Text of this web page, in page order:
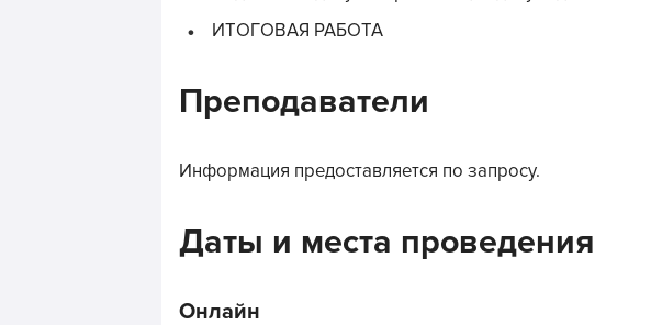
ИТОГОВАЯ РАБОТА
Преподаватели
Информация предоставляется по запросу.
Даты и места проведения
Онлайн